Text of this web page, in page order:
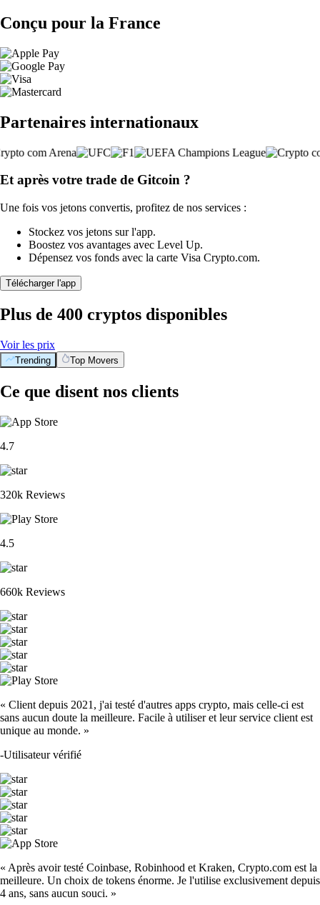
Conçu pour la France
Partenaires internationaux
Et après votre trade de Gitcoin ?
Une fois vos jetons convertis, profitez de nos services :
Stockez vos jetons sur l'app.
Boostez vos avantages avec Level Up.
Dépensez vos fonds avec la carte Visa Crypto.com.
Télécharger l'app
Plus de 400 cryptos disponibles
Voir les prix
Trending Top Movers
Ce que disent nos clients
4.7
320k Reviews
4.5
660k Reviews
« Client depuis 2021, j'ai testé d'autres apps crypto, mais celle-ci est
sans aucun doute la meilleure. Facile à utiliser et leur service client est
unique au monde. »
-Utilisateur vérifié
« Après avoir testé Coinbase, Robinhood et Kraken, Crypto.com est la
meilleure. Un choix de tokens énorme. Je l'utilise exclusivement depuis
4 ans, sans aucun souci. »